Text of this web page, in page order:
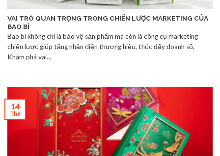
VAI TRÒ QUAN TRỌNG TRONG CHIẾN LƯỢC MARKETING CỦA
BAO BÌ
Bao bì không chỉ là bảo vệ sản phẩm mà còn là công cụ marketing
chiến lược giúp tăng nhận diện thương hiệu, thúc đẩy doanh số.
Khám phá vai...
14
Th8